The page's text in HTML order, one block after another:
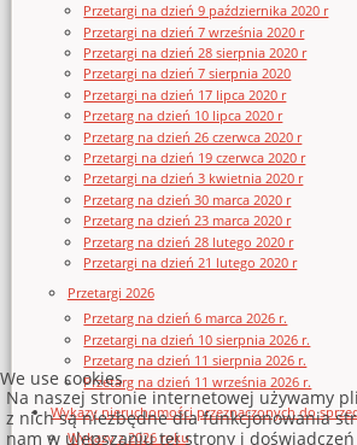
Przetargi na dzień 9 października 2020 r
Przetargi na dzień 7 września 2020 r
Przetargi na dzień 28 sierpnia 2020 r
Przetargi na dzień 7 sierpnia 2020
Przetargi na dzień 17 lipca 2020 r
Przetarg na dzień 10 lipca 2020 r
Przetarg na dzień 26 czerwca 2020 r
Przetargi na dzień 19 czerwca 2020 r
Przetargi na dzień 3 kwietnia 2020 r
Przetarg na dzień 30 marca 2020 r
Przetarg na dzień 23 marca 2020 r
Przetarg na dzień 28 lutego 2020 r
Przetargi na dzień 21 lutego 2020 r
Przetargi 2026
Przetarg na dzień 6 marca 2026 r.
Przetargi na dzień 10 sierpnia 2026 r.
Przetarg na dzień 11 sierpnia 2026 r.
Przetarg na dzień 11 września 2026 r.
Wykazy nieruchomości przeznaczonych do
Wykazy z 2026 roku
We use cookies
Na naszej stronie internetowej używamy
z nich są niezbędne dla funkcjonowania
nam w ulepszaniu tej strony i